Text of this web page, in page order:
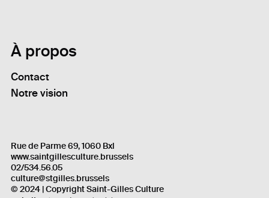
À propos
Contact
Notre vision
Rue de Parme 69, 1060 Bxl
www.saintgillesculture.brussels
02/534.56.05
culture@stgilles.brussels
© 2024 | Copyright Saint-Gilles Culture